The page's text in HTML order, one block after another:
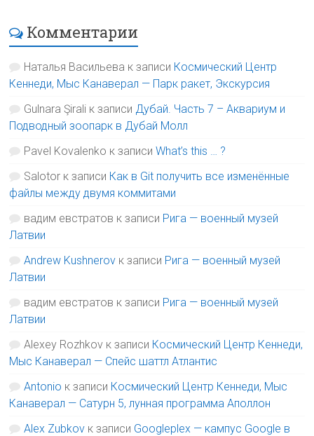
Комментарии
Наталья Васильева к записи Космический Центр
Кеннеди, Мыс Канаверал — Парк ракет, Экскурсия
Gulnara Şirali к записи Дубай. Часть 7 – Аквариум и
Подводный зоопарк в Дубай Молл
Pavel Kovalenko к записиWhat’s this … ?
Salotor к записи Как в Git получить все изменённые
файлы между двумя коммитами
вадим евстратов к записи Рига — военный музей
Латвии
Andrew Kushnerov к записи Рига — военный музей
Латвии
вадим евстратов к записи Рига — военный музей
Латвии
Alexey Rozhkov к записи Космический Центр Кеннеди,
Мыс Канаверал — Спейс шаттл Атлантис
Antonio к записи Космический Центр Кеннеди, Мыс
Канаверал — Сатурн 5, лунная программа Аполлон
Alex Zubkov к записи Googleplex — кампус Google в